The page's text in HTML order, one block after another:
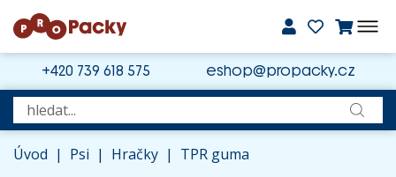
+420 739 618 575 eshop@propacky.cz
Úvod | Psi | Hračky | TPR guma